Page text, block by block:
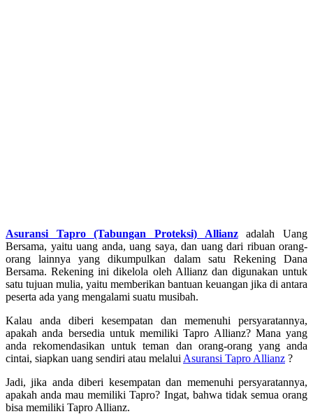
Asuransi Tapro (Tabungan Proteksi) Allianzadalah Uang
Bersama, yaitu uang anda, uang saya, dan uang dari ribuan orang-
orang lainnya yang dikumpulkan dalam satu Rekening Dana
Bersama. Rekening ini dikelola oleh Allianz dan digunakan untuk
satu tujuan mulia, yaitu memberikan bantuan keuangan jika di antara
peserta ada yang mengalami suatu musibah.
Kalau anda diberi kesempatan dan memenuhi persyaratannya,
apakah anda bersedia untuk memiliki Tapro Allianz? Mana yang
anda rekomendasikan untuk teman dan orang-orang yang anda
cintai, siapkan uang sendiri atau melalui Asuransi Tapro Allianz ?
Jadi, jika anda diberi kesempatan dan memenuhi persyaratannya,
apakah anda mau memiliki Tapro? Ingat, bahwa tidak semua orang
bisa memiliki Tapro Allianz.